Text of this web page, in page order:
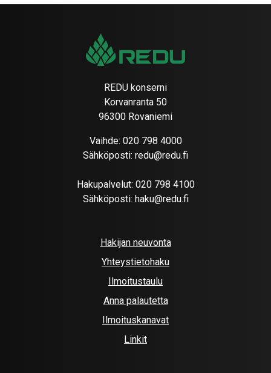
REDU konserni
Korvanranta 50
96300 Rovaniemi
Vaihde: 020 798 4000
Sähköposti: redu@redu.fi
Hakupalvelut: 020 798 4100
Sähköposti: haku@redu.fi
Hakijan neuvonta
Yhteystietohaku
Ilmoitustaulu
Anna palautetta
Ilmoituskanavat
Linkit